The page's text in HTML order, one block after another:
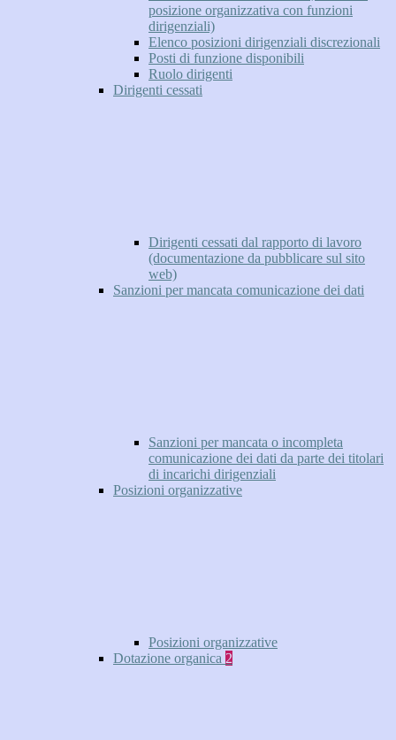
posizione organizzativa con funzioni
dirigenziali)
Elenco posizioni dirigenziali discrezionali
Posti di funzione disponibili
Ruolo dirigenti
Dirigenti cessati
Dirigenti cessati dal rapporto di lavoro
(documentazione da pubblicare sul sito
web)
Sanzioni per mancata comunicazione dei dati
Sanzioni per mancata o incompleta
comunicazione dei dati da parte dei titolari
di incarichi dirigenziali
Posizioni organizzative
Posizioni organizzative
Dotazione organica 2